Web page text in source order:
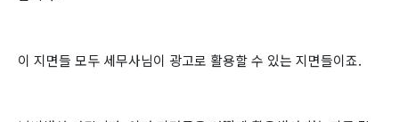
이 지면들 모두 세무사님이 광고로 활용할 수 있는 지면들이죠.